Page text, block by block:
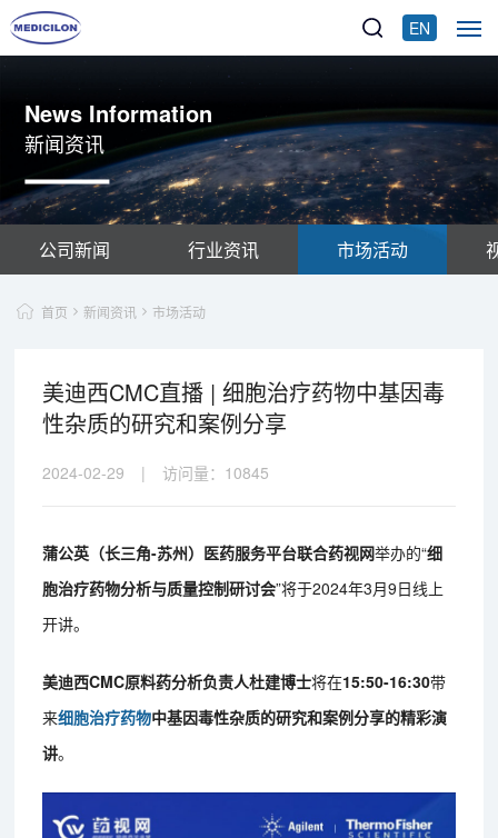
EN
News Information
新闻资讯
公司新闻 行业资讯 市场活动
首页 新闻资讯 市场活动
美迪西CMC直播 | 细胞治疗药物中基因毒
性杂质的研究和案例分享
2024-02-29 | 访问量： 10845
蒲公英（长三角-苏州）医药服务平台联合药视网举办的“细
胞治疗药物分析与质量控制研讨会”将于2024年3月9日线上
开讲。
美迪西CMC原料药分析负责人杜建博士将在15:50-16:30带
来细胞治疗药物中基因毒性杂质的研究和案例分享的精彩演
讲。